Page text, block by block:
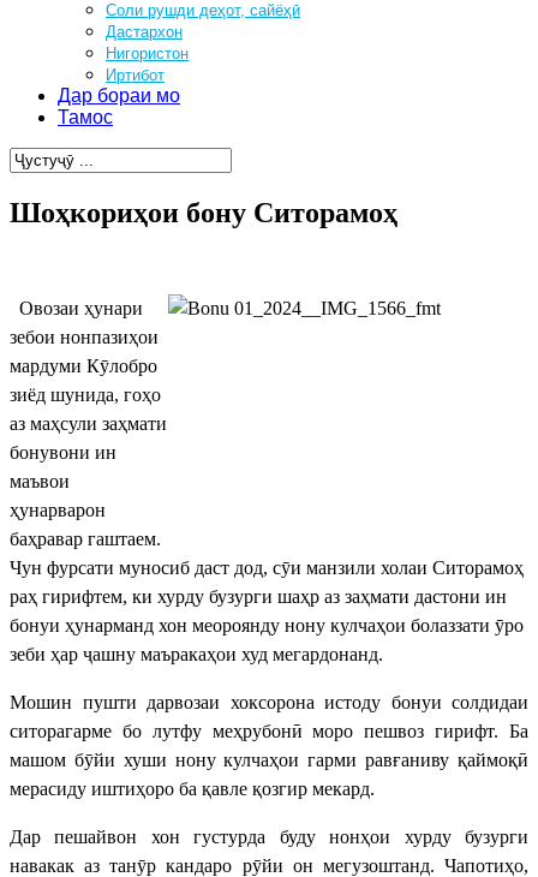
Соли рушди деҳот, сайёҳӣ
Дастархон
Нигористон
Иртибот
Дар бораи мо
Тамос
Шоҳкориҳои бону Ситорамоҳ
Овозаи ҳунари
зебои нонпазиҳои
мардуми Кӯлобро
зиёд шунида, гоҳо
аз маҳсули заҳмати
бонувони ин
маъвои
ҳунарварон
баҳравар гаштаем.
Чун фурсати муносиб даст дод, сӯи манзили холаи Ситорамоҳ
раҳ гирифтем, ки хурду бузурги шаҳр аз заҳмати дастони ин
бонуи ҳунарманд хон меороянду нону кулчаҳои болаззати ӯро
зеби ҳар ҷашну маъракаҳои худ мегардонанд.
Мошин пушти дарвозаи хоксорона истоду бонуи солдидаи
ситорагарме бо лутфу меҳрубонӣ моро пешвоз гирифт. Ба
машом бӯйи хуши нону кулчаҳои гарми равғаниву қаймоқӣ
мерасиду иштиҳоро ба қавле қозгир мекард.
Дар пешайвон хон густурда буду нонҳои хурду бузурги
навакак аз танӯр кандаро рӯйи он мегузоштанд. Чапотиҳо,